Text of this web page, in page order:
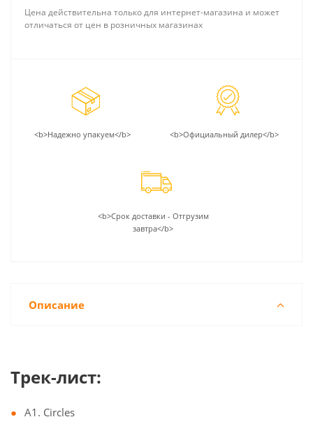
Цена действительна только для интернет-магазина и может
отличаться от цен в розничных магазинах
<b>Надежно упакуем</b> <b>Официальный дилер</b>
<b>Срок доставки - Отгрузим
завтра</b>
Описание
Трек-лист:
A1. Circles